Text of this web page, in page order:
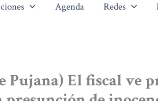
Agenda Redes
Pujana) El fiscal ve